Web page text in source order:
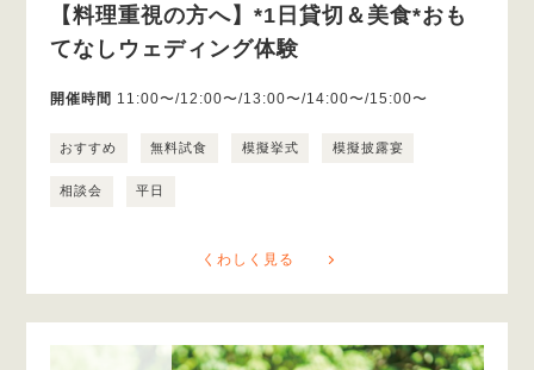
【料理重視の方へ】*1日貸切＆美食*おも
てなしウェディング体験
開催時間 11:00〜/12:00〜/13:00〜/14:00〜/15:00〜
おすすめ 無料試食 模擬挙式 模擬披露宴
相談会 平日
くわしく見る